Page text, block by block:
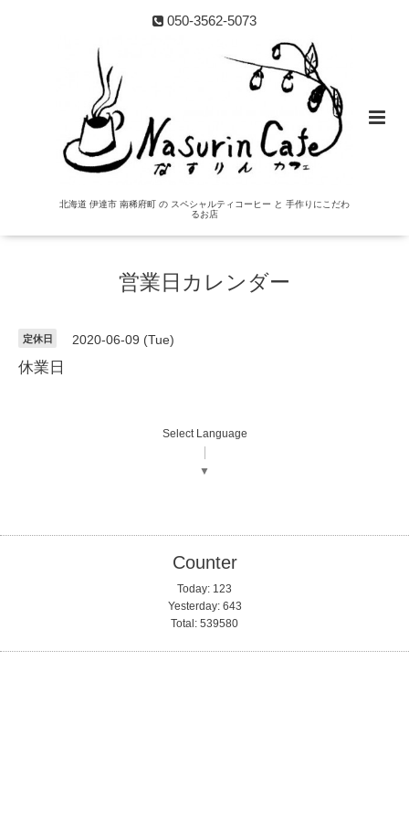
050-3562-5073
北海道 伊達市 南稀府町 の スペシャルティコーヒー と 手作りにこだわ
るお店
営業日カレンダー
定休日 2020-06-09 (Tue)
休業日
Select Language
▼
Counter
Today: 123
Yesterday: 643
Total: 539580